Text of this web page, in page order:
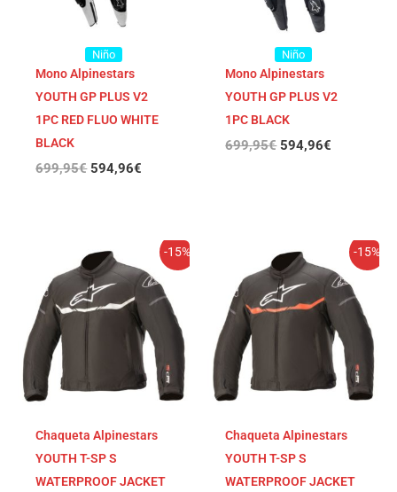
Niño
Mono Alpinestars
YOUTH GP PLUS V2
1PC RED FLUO WHITE
BLACK
699,95€ 594,96€
Niño
Mono Alpinestars
YOUTH GP PLUS V2
1PC BLACK
699,95€ 594,96€
-15%
Chaqueta Alpinestars
YOUTH T-SP S
WATERPROOF JACKET
precio
original
era:
189,95€.
precio
actual
es:
161,46€.
-15%
Chaqueta Alpinestars
YOUTH T-SP S
WATERPROOF JACKET
precio
original
era:
189,95€.
precio
actual
es:
161,46€.